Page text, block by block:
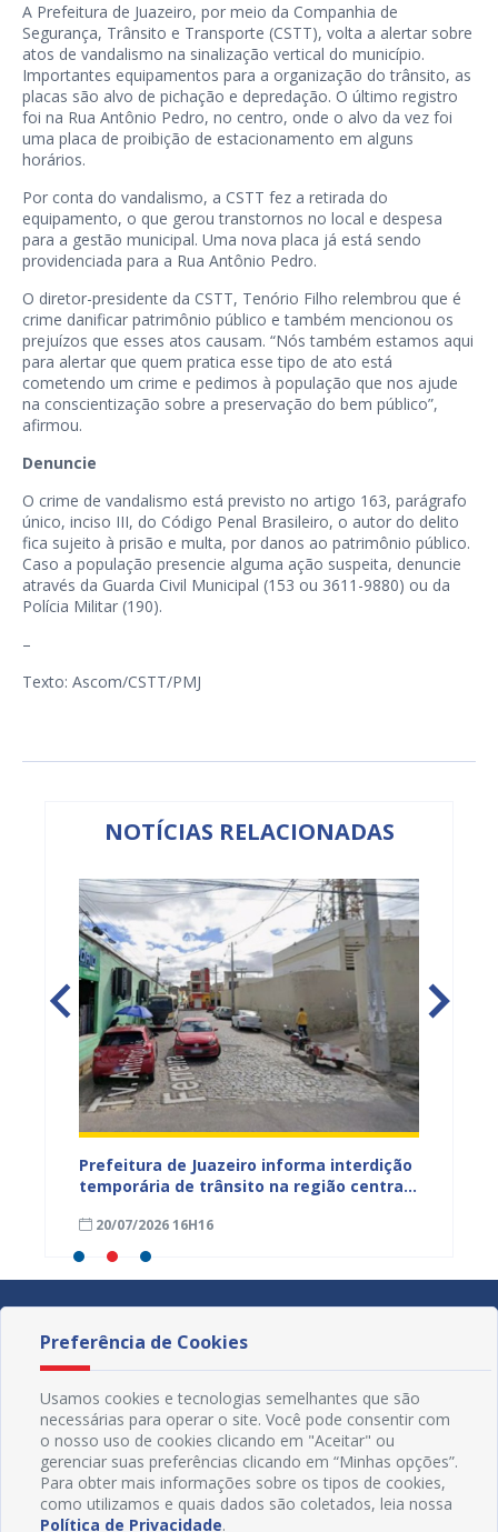
A Prefeitura de Juazeiro, por meio da Companhia de
Segurança, Trânsito e Transporte (CSTT), volta a alertar sobre
atos de vandalismo na sinalização vertical do município.
Importantes equipamentos para a organização do trânsito, as
placas são alvo de pichação e depredação. O último registro
foi na Rua Antônio Pedro, no centro, onde o alvo da vez foi
uma placa de proibição de estacionamento em alguns
horários.
Por conta do vandalismo, a CSTT fez a retirada do
equipamento, o que gerou transtornos no local e despesa
para a gestão municipal. Uma nova placa já está sendo
providenciada para a Rua Antônio Pedro.
O diretor-presidente da CSTT, Tenório Filho relembrou que é
crime danificar patrimônio público e também mencionou os
prejuízos que esses atos causam. “Nós também estamos aqui
para alertar que quem pratica esse tipo de ato está
cometendo um crime e pedimos à população que nos ajude
na conscientização sobre a preservação do bem público”,
afirmou.
Denuncie
O crime de vandalismo está previsto no artigo 163, parágrafo
único, inciso III, do Código Penal Brasileiro, o autor do delito
fica sujeito à prisão e multa, por danos ao patrimônio público.
Caso a população presencie alguma ação suspeita, denuncie
através da Guarda Civil Municipal (153 ou 3611-9880) ou da
Polícia Militar (190).
–
Texto: Ascom/CSTT/PMJ
NOTÍCIAS RELACIONADAS
Prefeitura de Juazeiro informa interdição
temporária de trânsito na região central
20/07/2026 16H16
Preferência de Cookies
Usamos cookies e tecnologias semelhantes que são
necessárias para operar o site. Você pode consentir com
o nosso uso de cookies clicando em "Aceitar" ou
gerenciar suas preferências clicando em “Minhas opções”.
Para obter mais informações sobre os tipos de cookies,
como utilizamos e quais dados são coletados, leia nossa
Política de Privacidade.